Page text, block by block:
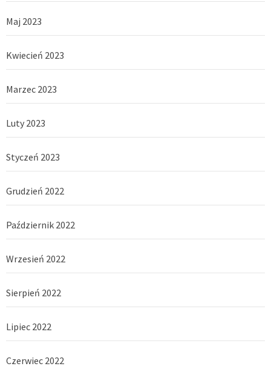
Maj 2023
Kwiecień 2023
Marzec 2023
Luty 2023
Styczeń 2023
Grudzień 2022
Październik 2022
Wrzesień 2022
Sierpień 2022
Lipiec 2022
Czerwiec 2022